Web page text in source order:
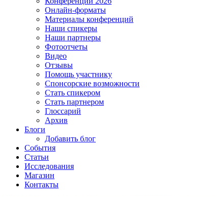
Онлайн-форматы
Материалы конференций
Наши спикеры
Наши партнеры
Фотоотчеты
Видео
Отзывы
Помощь участнику
Спонсорские возможности
Стать спикером
Стать партнером
Глоссарий
Архив
Блоги
Добавить блог
События
Статьи
Исследования
Магазин
Контакты